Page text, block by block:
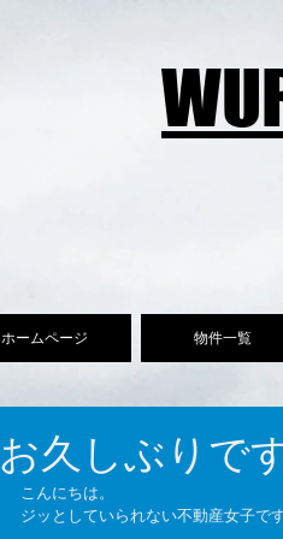
ホームページ 物件一覧
お久しぶりで
こんにちは。
ジッとしていられない不動産女子で